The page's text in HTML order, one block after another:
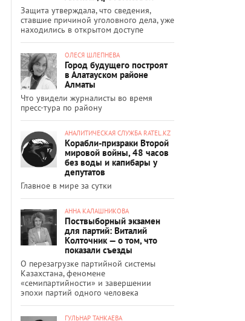
Защита утверждала, что сведения,
ставшие причиной уголовного дела, уже
находились в открытом доступе
ОЛЕСЯ ШЛЕПНЕВА
Город будущего построят
в Алатауском районе
Алматы
Что увидели журналисты во время
пресс-тура по району
АНАЛИТИЧЕСКАЯ СЛУЖБА RATEL.KZ
Корабли-призраки Второй
мировой войны, 48 часов
без воды и капибары у
депутатов
Главное в мире за сутки
АННА КАЛАШНИКОВА
Поствыборный экзамен
для партий: Виталий
Колточник — о том, что
показали съезды
О перезагрузке партийной системы
Казахстана, феномене
«семипартийности» и завершении
эпохи партий одного человека
ГУЛЬНАР ТАНКАЕВА